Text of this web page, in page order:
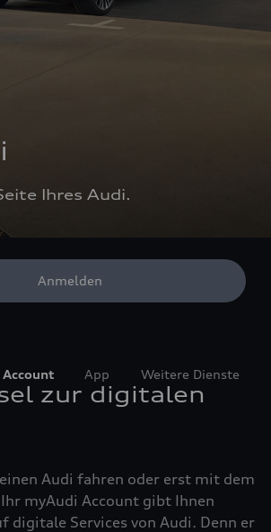
Ihres Audi.
Anmelden
Account App Weitere Dienste
zur digitalen
Audi fahren oder erst mit dem
myAudi Account gibt Ihnen
digitale Services von Audi. Denn er